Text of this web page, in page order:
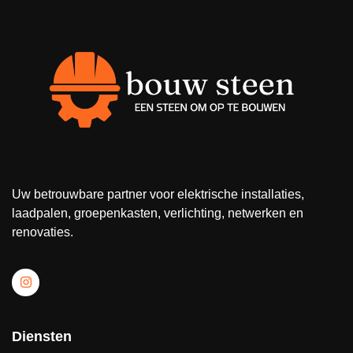
Uw betrouwbare partner voor elektrische installaties,
laadpalen, groepenkasten, verlichting, netwerken en
renovaties.
Diensten